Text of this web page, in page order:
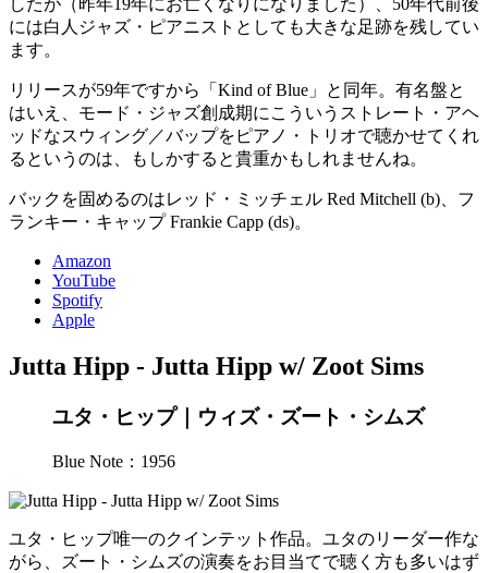
したが（昨年19年にお亡くなりになりました）、50年代前後
には白人ジャズ・ピアニストとしても大きな足跡を残してい
ます。
リリースが59年ですから「Kind of Blue」と同年。有名盤と
はいえ、モード・ジャズ創成期にこういうストレート・アヘ
ッドなスウィング／バップをピアノ・トリオで聴かせてくれ
るというのは、もしかすると貴重かもしれませんね。
バックを固めるのはレッド・ミッチェル Red Mitchell (b)、フ
ランキー・キャップ Frankie Capp (ds)。
Amazon
YouTube
Spotify
Apple
Jutta Hipp - Jutta Hipp w/ Zoot Sims
ユタ・ヒップ｜ウィズ・ズート・シムズ
Blue Note：1956
ユタ・ヒップ唯一のクインテット作品。ユタのリーダー作な
がら、ズート・シムズの演奏をお目当てで聴く方も多いはず